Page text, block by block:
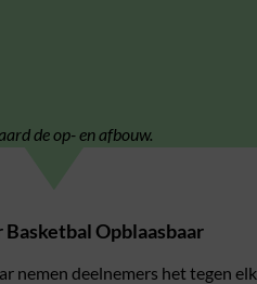
de op- en afbouw.
Opblaasbaar
nemen deelnemers het tegen